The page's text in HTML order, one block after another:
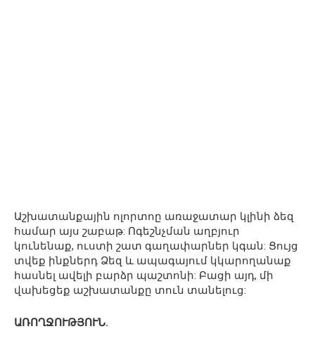
Աշխատանքային ոլորտոը առաջատար կլինի ձեզ
համար այս շաբաթ: Ոգեշնչման աղբյուր
կունենաք, ուստի շատ գաղափարներ կգան: Ցույց
տվեք ինքներդ Ձեզ և ապագայում կկարողանաք
հասնել ավելի բարձր պաշտոնի: Բացի այդ, մի
վախեցեք աշխատանքը տուն տանելուց:
ԱՌՈՂՋՈՒԹՅՈՒՆ.